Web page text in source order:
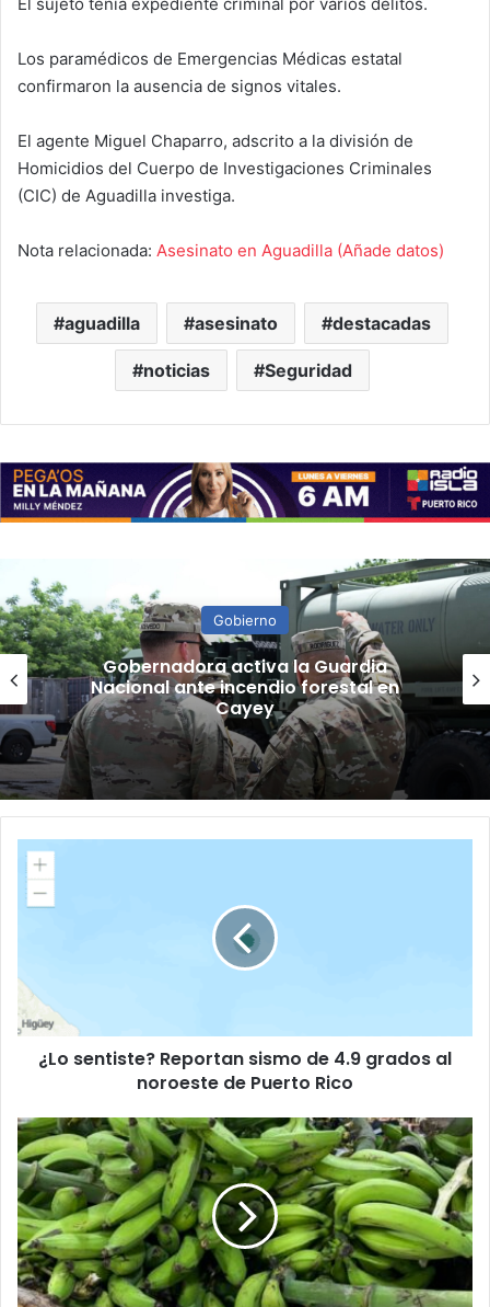
Los paramédicos de Emergencias Médicas estatal
confirmaron la ausencia de signos vitales.
El agente Miguel Chaparro, adscrito a la división de
Homicidios del Cuerpo de Investigaciones Criminales
(CIC) de Aguadilla investiga.
Nota relacionada: Asesinato en Aguadilla (Añade datos)
aguadilla asesinato destacadas
noticias Seguridad
Gobierno
“Camisa hecha a la medida”:
Planificador cuestiona aprobación
de consulta de ubicación de Esencia
¿Lo
sentiste?
Reportan
grados
al
noroeste
¿Lo sentiste? Reportan sismo de 4.9 grados al
noroeste de Puerto Rico
En
poco
más
de
dos
semanas
tendremos
guineos